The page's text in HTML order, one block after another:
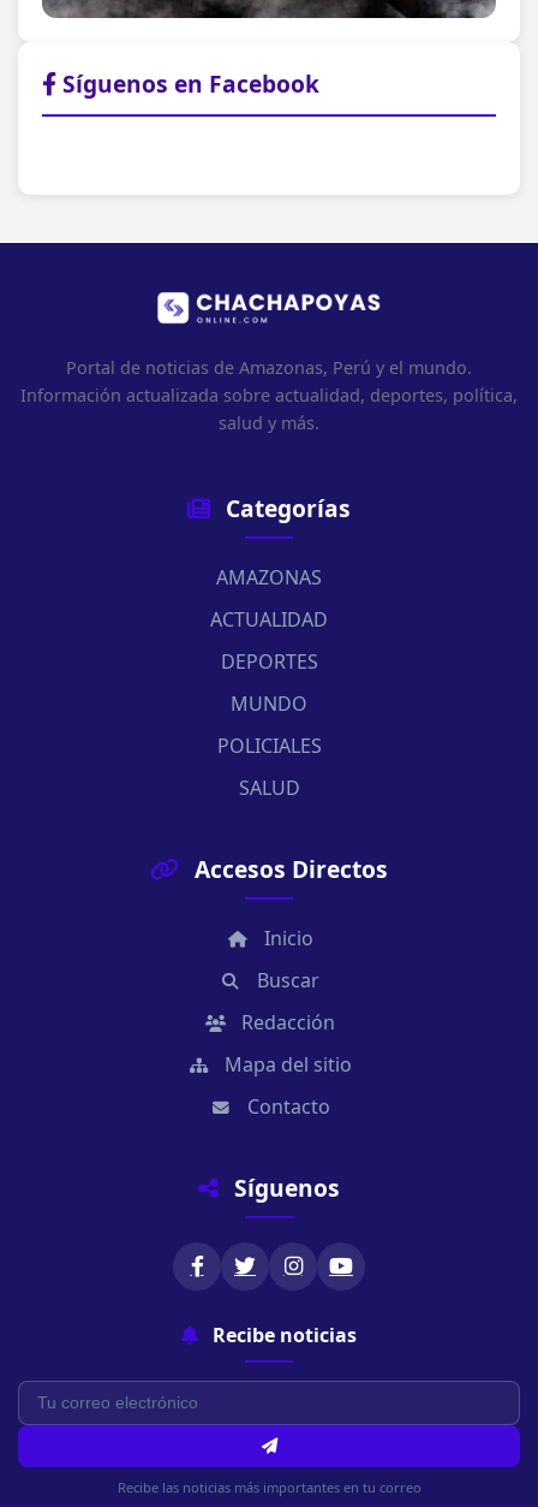
Síguenos en Facebook
Portal de noticias de Amazonas, Perú y el mundo.
Información actualizada sobre actualidad, deportes, política,
salud y más.
Categorías
AMAZONAS
ACTUALIDAD
DEPORTES
MUNDO
POLICIALES
SALUD
Accesos Directos
Inicio
Buscar
Redacción
Mapa del sitio
Contacto
Síguenos
Recibe noticias
Recibe las noticias más importantes en tu correo